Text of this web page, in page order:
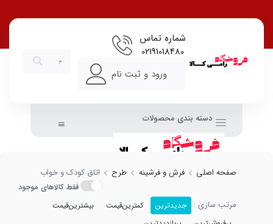
و خواب با بهترین قیمت
شماره تماس
02191018480
ورود و ثبت نام
دسته بندی محصولات
صفحه اصلی فرش و فرشینه طرح اتاق کودک و خواب
فقط کالاهای موجود
مرتب سازی : جدیدترین کمترین‌قیمت
بیشترین‌قیمت